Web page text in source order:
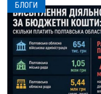
БЛОГИ